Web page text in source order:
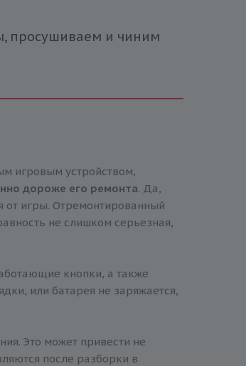
просушиваем и чиним
игровым устройством,
дороже его ремонта. Да,
от игры. Отремонтированный
не слишком серьезная,
кнопки, а также
или батарея не заряжается,
Это может привести не
после разборки в